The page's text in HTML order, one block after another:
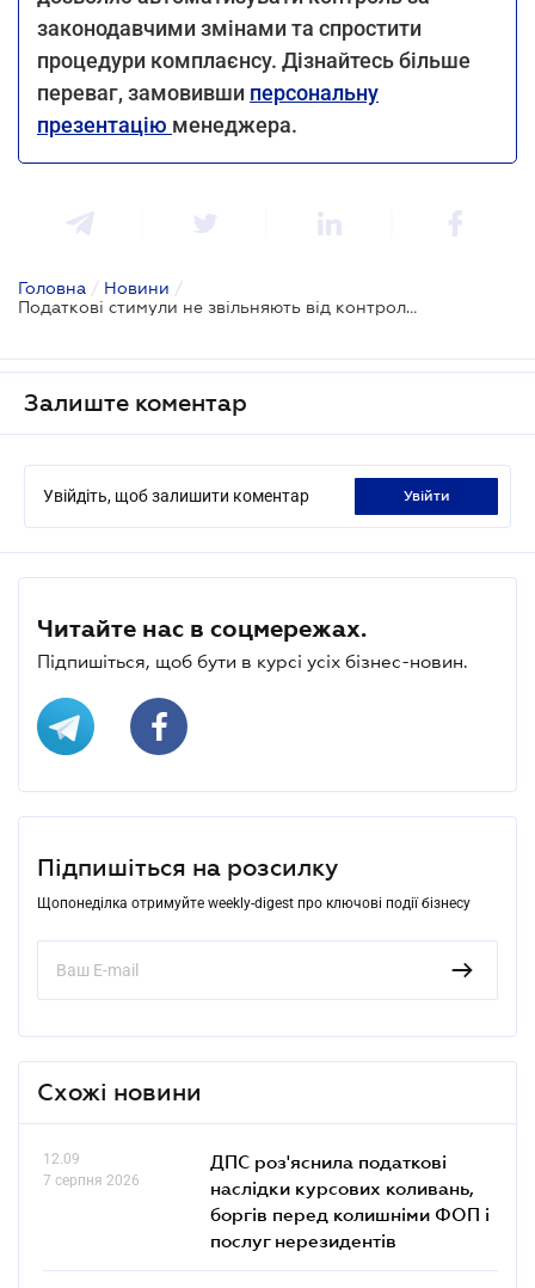
законодавчими змінами та спростити
процедури комплаєнсу. Дізнайтесь більше
переваг, замовивши персональну
презентацію менеджера.
Головна / Новини /
Податкові стимули не звільняють від контролю: ДПС про трансфертне ціноутворення
Залиште коментар
Увійдіть, щоб залишити коментар увійти
Читайте нас в соцмережах.
Підпишіться, щоб бути в курсі усіх бізнес-новин.
Підпишіться на розсилку
Щопонеділка отримуйте weekly-digest про ключові події бізнесу
Схожі новини
12.09
7 серпня 2026
ДПС роз'яснила податкові
наслідки курсових коливань,
боргів перед колишніми ФОП і
послуг нерезидентів